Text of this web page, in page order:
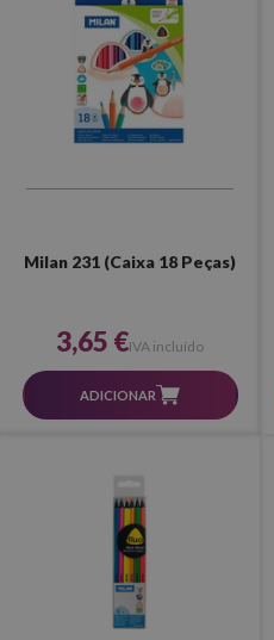
Milan 231 (Caixa 18 Peças)
3,65 €IVA incluído
ADICIONAR